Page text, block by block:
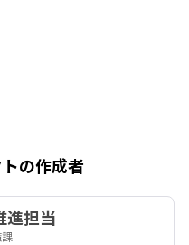
の作成者
進担当